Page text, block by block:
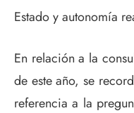
Estado y autonomía
En relación a la
de este año, se
referencia a la